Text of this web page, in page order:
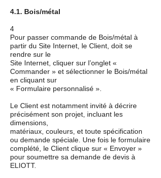
4.1. Bois/métal
4
Pour passer commande de Bois/métal à
partir du Site Internet, le Client, doit se
rendre sur le
Site Internet, cliquer sur l’onglet «
Commander » et sélectionner le Bois/métal
en cliquant sur
« Formulaire personnalisé ».
Le Client est notamment invité à décrire
précisément son projet, incluant les
dimensions,
matériaux, couleurs, et toute spécification
ou demande spéciale. Une fois le formulaire
complété, le Client clique sur « Envoyer »
pour soumettre sa demande de devis à
ELIOTT.